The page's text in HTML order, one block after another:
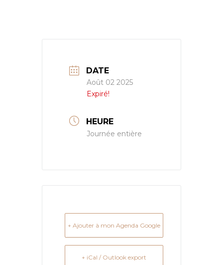
DATE
Août 02 2025
Expiré!
HEURE
Journée entière
+ Ajouter à mon Agenda Google
+ iCal / Outlook export